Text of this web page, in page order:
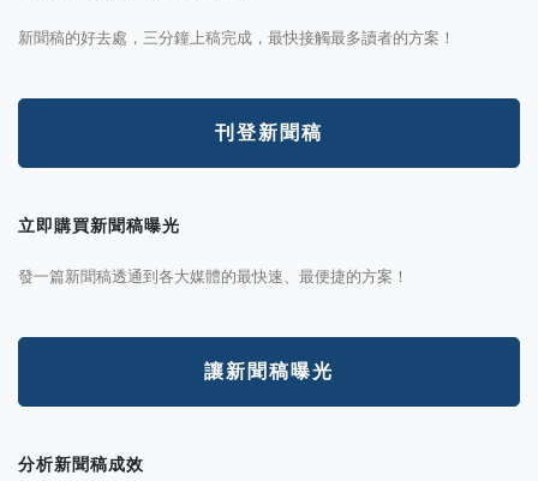
新聞稿的好去處，三分鐘上稿完成，最快接觸最多讀者的方案！
刊登新聞稿
立即購買新聞稿曝光
發一篇新聞稿透通到各大媒體的最快速、最便捷的方案！
讓新聞稿曝光
分析新聞稿成效